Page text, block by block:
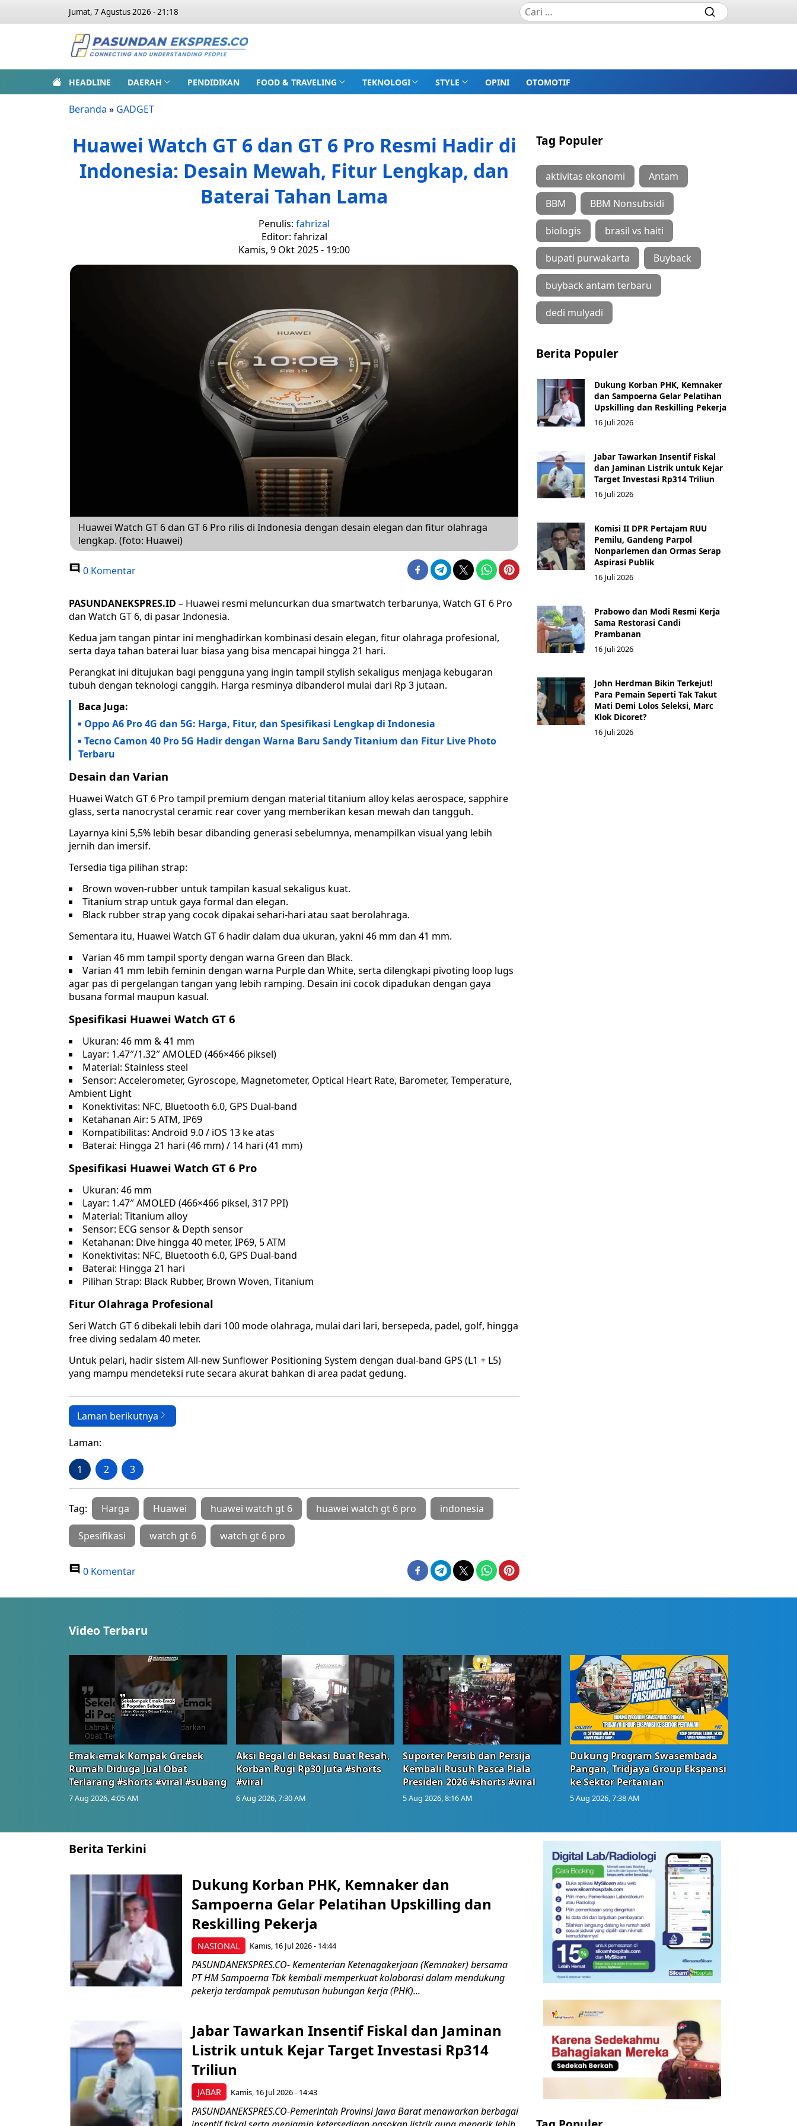
Jumat, 7 Agustus 2026 - 21:18
HEADLINE DAERAH PENDIDIKAN FOOD & TRAVELING TEKNOLOGI STYLE OPINI OTOMOTIF
Beranda » GADGET
Huawei Watch GT 6 dan GT 6 Pro Resmi Hadir di
Indonesia: Desain Mewah, Fitur Lengkap, dan
Baterai Tahan Lama
Penulis: fahrizal
Editor: fahrizal
Kamis, 9 Okt 2025 - 19:00
Huawei Watch GT 6 dan GT 6 Pro rilis di Indonesia dengan desain elegan dan fitur olahraga
lengkap. (foto: Huawei)
0 Komentar
PASUNDANEKSPRES.ID – Huawei resmi meluncurkan dua smartwatch terbarunya, Watch GT 6 Pro
dan Watch GT 6, di pasar Indonesia.
Kedua jam tangan pintar ini menghadirkan kombinasi desain elegan, fitur olahraga profesional,
serta daya tahan baterai luar biasa yang bisa mencapai hingga 21 hari.
Perangkat ini ditujukan bagi pengguna yang ingin tampil stylish sekaligus menjaga kebugaran
tubuh dengan teknologi canggih. Harga resminya dibanderol mulai dari Rp 3 jutaan.
Baca Juga:
Oppo A6 Pro 4G dan 5G: Harga, Fitur, dan Spesifikasi Lengkap di Indonesia
Tecno Camon 40 Pro 5G Hadir dengan Warna Baru Sandy Titanium dan Fitur Live Photo
Terbaru
Desain dan Varian
Huawei Watch GT 6 Pro tampil premium dengan material titanium alloy kelas aerospace, sapphire
glass, serta nanocrystal ceramic rear cover yang memberikan kesan mewah dan tangguh.
Layarnya kini 5,5% lebih besar dibanding generasi sebelumnya, menampilkan visual yang lebih
jernih dan imersif.
Tersedia tiga pilihan strap:
Brown woven-rubber untuk tampilan kasual sekaligus kuat.
Titanium strap untuk gaya formal dan elegan.
Black rubber strap yang cocok dipakai sehari-hari atau saat berolahraga.
Sementara itu, Huawei Watch GT 6 hadir dalam dua ukuran, yakni 46 mm dan 41 mm.
Varian 46 mm tampil sporty dengan warna Green dan Black.
Varian 41 mm lebih feminin dengan warna Purple dan White, serta dilengkapi pivoting loop lugs
agar pas di pergelangan tangan yang lebih ramping. Desain ini cocok dipadukan dengan gaya
busana formal maupun kasual.
Spesifikasi Huawei Watch GT 6
Ukuran: 46 mm & 41 mm
Layar: 1.47″/1.32″ AMOLED (466×466 piksel)
Material: Stainless steel
Sensor: Accelerometer, Gyroscope, Magnetometer, Optical Heart Rate, Barometer, Temperature,
Ambient Light
Konektivitas: NFC, Bluetooth 6.0, GPS Dual-band
Ketahanan Air: 5 ATM, IP69
Kompatibilitas: Android 9.0 / iOS 13 ke atas
Baterai: Hingga 21 hari (46 mm) / 14 hari (41 mm)
Spesifikasi Huawei Watch GT 6 Pro
Ukuran: 46 mm
Layar: 1.47″ AMOLED (466×466 piksel, 317 PPI)
Material: Titanium alloy
Sensor: ECG sensor & Depth sensor
Ketahanan: Dive hingga 40 meter, IP69, 5 ATM
Konektivitas: NFC, Bluetooth 6.0, GPS Dual-band
Baterai: Hingga 21 hari
Pilihan Strap: Black Rubber, Brown Woven, Titanium
Fitur Olahraga Profesional
Seri Watch GT 6 dibekali lebih dari 100 mode olahraga, mulai dari lari, bersepeda, padel, golf, hingga
free diving sedalam 40 meter.
Untuk pelari, hadir sistem All-new Sunflower Positioning System dengan dual-band GPS (L1 + L5)
yang mampu mendeteksi rute secara akurat bahkan di area padat gedung.
Laman berikutnya
Laman:
1 2 3
Tag: Harga Huawei huawei watch gt 6 huawei watch gt 6 pro indonesia
Spesifikasi watch gt 6 watch gt 6 pro
0 Komentar
Tag Populer
aktivitas ekonomi Antam
BBM BBM Nonsubsidi
biologis brasil vs haiti
bupati purwakarta Buyback
buyback antam terbaru
dedi mulyadi
Berita Populer
Dukung Korban PHK, Kemnaker
dan Sampoerna Gelar Pelatihan
Upskilling dan Reskilling Pekerja
16 Juli 2026
Jabar Tawarkan Insentif Fiskal
dan Jaminan Listrik untuk Kejar
Target Investasi Rp314 Triliun
16 Juli 2026
Komisi II DPR Pertajam RUU
Pemilu, Gandeng Parpol
Nonparlemen dan Ormas Serap
Aspirasi Publik
16 Juli 2026
Prabowo dan Modi Resmi Kerja
Sama Restorasi Candi
Prambanan
16 Juli 2026
John Herdman Bikin Terkejut!
Para Pemain Seperti Tak Takut
Mati Demi Lolos Seleksi, Marc
Klok Dicoret?
16 Juli 2026
Video Terbaru
Emak-emak Kompak Grebek
Rumah Diduga Jual Obat
Terlarang #shorts #viral #subang
7 Aug 2026, 4:05 AM
Aksi Begal di Bekasi Buat Resah,
Korban Rugi Rp30 Juta #shorts
#viral
6 Aug 2026, 7:30 AM
Suporter Persib dan Persija
Kembali Rusuh Pasca Piala
Presiden 2026 #shorts #viral
5 Aug 2026, 8:16 AM
Dukung Program Swasembada
Pangan, Tridjaya Group Ekspansi
ke Sektor Pertanian
5 Aug 2026, 7:38 AM
Berita Terkini
NASIONAL
Dukung Korban PHK, Kemnaker dan
Sampoerna Gelar Pelatihan Upskilling dan
Reskilling Pekerja
Kamis, 16 Jul 2026 - 14:44
PASUNDANEKSPRES.CO- Kementerian Ketenagakerjaan (Kemnaker) bersama
PT HM Sampoerna Tbk kembali memperkuat kolaborasi dalam mendukung
pekerja terdampak pemutusan hubungan kerja (PHK)...
JABAR
Jabar Tawarkan Insentif Fiskal dan Jaminan
Listrik untuk Kejar Target Investasi Rp314
Triliun
Kamis, 16 Jul 2026 - 14:43
PASUNDANEKSPRES.CO-Pemerintah Provinsi Jawa Barat menawarkan berbagai